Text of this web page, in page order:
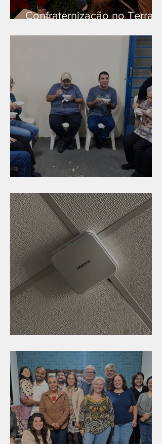
Confraternização no Terra